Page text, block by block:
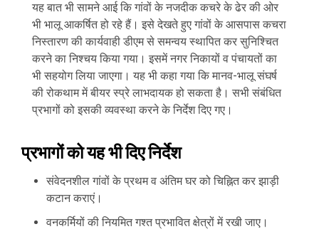
यह बात भी सामने आई कि गांवों के नजदीक कचरे के ढेर की ओर
भी भालू आकर्षित हो रहे हैं। इसे देखते हुए गांवों के आसपास कचरा
निस्तारण की कार्यवाही डीएम से समन्वय स्थापित कर सुनिश्चित
करने का निश्चय किया गया। इसमें नगर निकायों व पंचायतों का
भी सहयोग लिया जाएगा। यह भी कहा गया कि मानव-भालू संघर्ष
की रोकथाम में बीयर स्प्रे लाभदायक हो सकता है। सभी संबंधित
प्रभागों को इसकी व्यवस्था करने के निर्देश दिए गए।
प्रभागों को यह भी दिए निर्देश
संवेदनशील गांवों के प्रथम व अंतिम घर को चिह्नित कर झाड़ी
कटान कराएं।
वनकर्मियों की नियमित गश्त प्रभावित क्षेत्रों में रखी जाए।